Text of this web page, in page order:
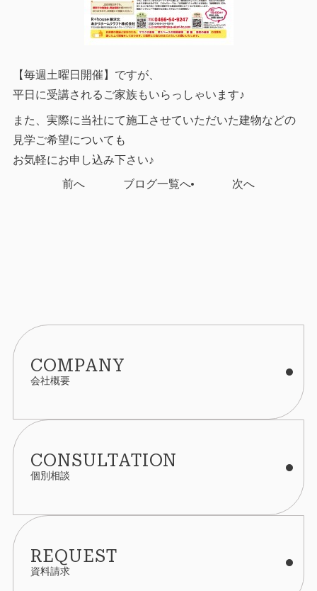
【毎週土曜日開催】ですが、
平日に受講されるご家族もいらっしゃいます♪
また、実際に当社にて施工させていただいた建物などの
見学ご希望についても
お気軽にお申し込み下さい♪
前へ
ブログ一覧へ 次へ
COMPANY
会社概要
CONSULTATION
個別相談
REQUEST
資料請求